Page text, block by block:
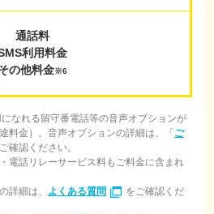
通話料
利用料金
の他料金※6
なれる留守番電話等の音声オプションが
料金）。音声オプションの詳細は、「 ご
確認ください。
電話リレーサービス料もご料金に含まれ
詳細は、 よくある質問
をご確認くだ